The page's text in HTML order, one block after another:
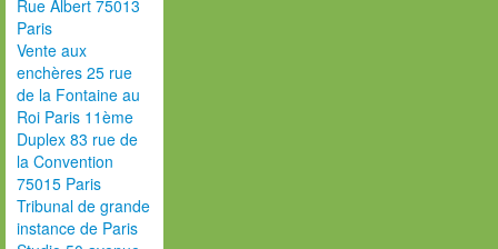
Rue Albert 75013
Paris
Vente aux
enchères 25 rue
de la Fontaine au
Roi Paris 11ème
Duplex 83 rue de
la Convention
75015 Paris
Tribunal de grande
instance de Paris